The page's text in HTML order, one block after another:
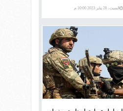
السبت، 28 يناير 2023 10:00 م